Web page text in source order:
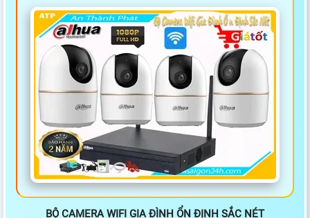
BỘ CAMERA WIFI GIA ĐÌNH ỔN ĐỊNH SẮC NÉT